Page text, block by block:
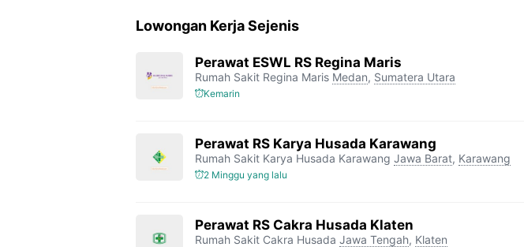
Lowongan Kerja Sejenis
Perawat ESWL RS Regina Maris
Rumah Sakit Regina Maris Medan, Sumatera Utara
Kemarin
Perawat RS Karya Husada Karawang
Rumah Sakit Karya Husada Karawang Jawa Barat, Karawang
2 Minggu yang lalu
Perawat RS Cakra Husada Klaten
Rumah Sakit Cakra Husada Jawa Tengah, Klaten